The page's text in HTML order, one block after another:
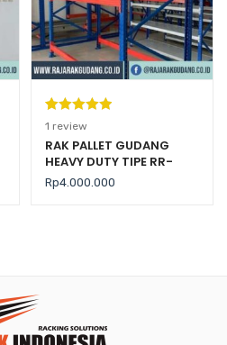
Peringkat
5.00dari 5
berdasarka
n
1
penilaian
1 review
RAK PALLET GUDANG
HEAVY DUTY TIPE RR-
2000 KAPASITAS 2 TON /
LEVEL
Rp4.000.000